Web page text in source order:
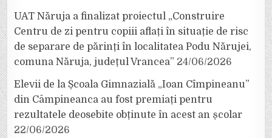
UAT Năruja a finalizat proiectul „Construire
Centru de zi pentru copiii aflați în situație de risc
de separare de părinți în localitatea Podu Nărujei,
comuna Năruja, județul Vrancea” 24/06/2026
Elevii de la Școala Gimnazială „Ioan Cîmpineanu”
din Câmpineanca au fost premiați pentru
rezultatele deosebite obținute în acest an școlar
22/06/2026